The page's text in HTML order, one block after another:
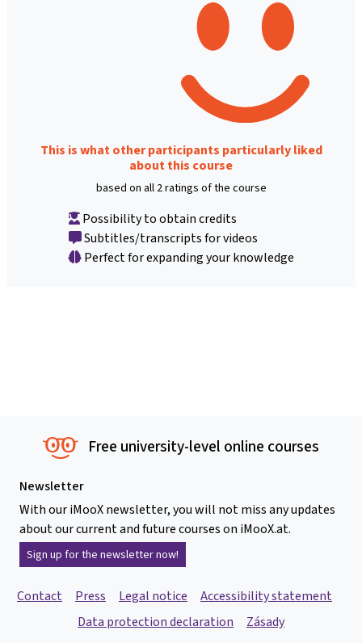
This is what other participants particularly liked
about this course
based on all 2 ratings of the course
Possibility to obtain credits
Subtitles/transcripts for videos
Perfect for expanding your knowledge
Free university-level online courses
Newsletter
With our iMooX newsletter, you will not miss any updates
about our current and future courses on iMooX.at.
Sign up for the newsletter now!
Contact Press Legal notice
Accessibility statement
Data protection declaration
Zásady